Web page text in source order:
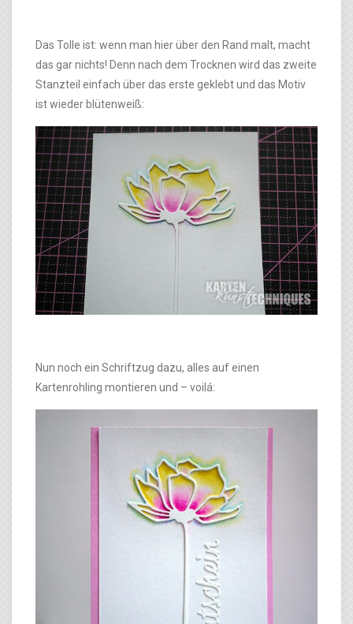
Das Tolle ist: wenn man hier über den Rand malt, macht
das gar nichts! Denn nach dem Trocknen wird das zweite
Stanzteil einfach über das erste geklebt und das Motiv
ist wieder blütenweiß:
Nun noch ein Schriftzug dazu, alles auf einen
Kartenrohling montieren und – voilá: